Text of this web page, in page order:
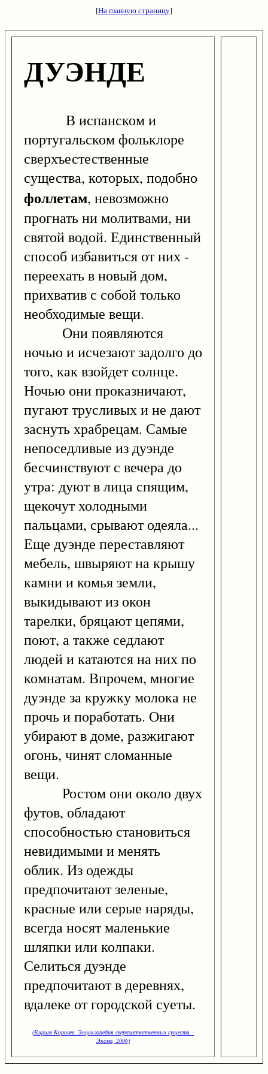
[На главную страницу]
ДУЭНДЕ
В испанском и
португальском фольклоре
сверхъестественные
существа, которых, подобно
фоллетам, невозможно
прогнать ни молитвами, ни
святой водой. Единственный
способ избавиться от них -
переехать в новый дом,
прихватив с собой только
необходимые вещи.
Они появляются
ночью и исчезают задолго до
того, как взойдет солнце.
Ночью они проказничают,
пугают трусливых и не дают
заснуть храбрецам. Самые
непоседливые из дуэнде
бесчинствуют с вечера до
утра: дуют в лица спящим,
щекочут холодными
пальцами, срывают одеяла...
Еще дуэнде переставляют
мебель, швыряют на крышу
камни и комья земли,
выкидывают из окон
тарелки, бряцают цепями,
поют, а также седлают
людей и катаются на них по
комнатам. Впрочем, многие
дуэнде за кружку молока не
прочь и поработать. Они
убирают в доме, разжигают
огонь, чинят сломанные
вещи.
Ростом они около двух
футов, обладают
способностью становиться
невидимыми и менять
облик. Из одежды
предпочитают зеленые,
красные или серые наряды,
всегда носят маленькие
шляпки или колпаки.
Селиться дуэнде
предпочитают в деревнях,
вдалеке от городской суеты.
(Кирилл Королев. Энциклопедия сверхъестественных существ. -
Эксмо, 2006)